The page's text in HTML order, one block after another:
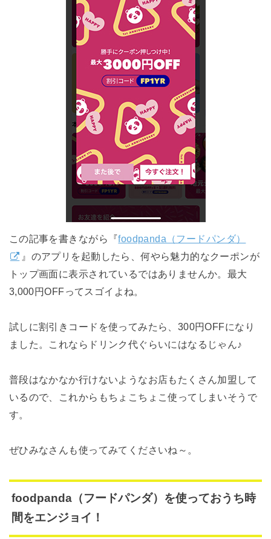
この記事を書きながら『foodpanda（フードパンダ）
』のアプリを起動したら、何やら魅力的なクーポンが
トップ画面に表示されているではありませんか。最大
3,000円OFFってスゴイよね。
試しに割引きコードを使ってみたら、300円OFFになり
ました。これならドリンク代ぐらいにはなるじゃん♪
普段はなかなか行けないようなお店もたくさん加盟して
いるので、これからもちょこちょこ使ってしまいそうで
す。
ぜひみなさんも使ってみてくださいね～。
foodpanda（フードパンダ）を使っておうち時
間をエンジョイ！